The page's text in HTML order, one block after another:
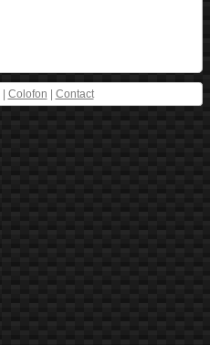
Colofon Contact